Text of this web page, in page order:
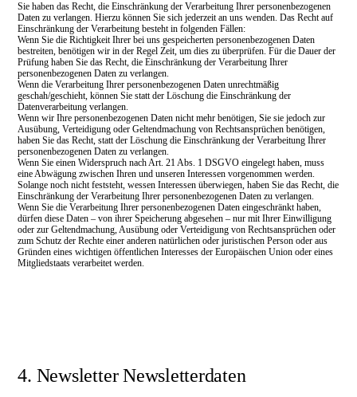
Sie haben das Recht, die Einschränkung der Verarbeitung Ihrer personenbezogenen
Daten zu verlangen. Hierzu können Sie sich jederzeit an uns wenden. Das Recht auf
Einschränkung der Verarbeitung besteht in folgenden Fällen:
Wenn Sie die Richtigkeit Ihrer bei uns gespeicherten personenbezogenen Daten
bestreiten, benötigen wir in der Regel Zeit, um dies zu überprüfen. Für die Dauer der
Prüfung haben Sie das Recht, die Einschränkung der Verarbeitung Ihrer
personenbezogenen Daten zu verlangen.
Wenn die Verarbeitung Ihrer personenbezogenen Daten unrechtmäßig
geschah/geschieht, können Sie statt der Löschung die Einschränkung der
Datenverarbeitung verlangen.
Wenn wir Ihre personenbezogenen Daten nicht mehr benötigen, Sie sie jedoch zur
Ausübung, Verteidigung oder Geltendmachung von Rechtsansprüchen benötigen,
haben Sie das Recht, statt der Löschung die Einschränkung der Verarbeitung Ihrer
personenbezogenen Daten zu verlangen.
Wenn Sie einen Widerspruch nach Art. 21 Abs. 1 DSGVO eingelegt haben, muss
eine Abwägung zwischen Ihren und unseren Interessen vorgenommen werden.
Solange noch nicht feststeht, wessen Interessen überwiegen, haben Sie das Recht, die
Einschränkung der Verarbeitung Ihrer personenbezogenen Daten zu verlangen.
Wenn Sie die Verarbeitung Ihrer personenbezogenen Daten eingeschränkt haben,
dürfen diese Daten – von ihrer Speicherung abgesehen – nur mit Ihrer Einwilligung
oder zur Geltendmachung, Ausübung oder Verteidigung von Rechtsansprüchen oder
zum Schutz der Rechte einer anderen natürlichen oder juristischen Person oder aus
Gründen eines wichtigen öffentlichen Interesses der Europäischen Union oder eines
Mitgliedstaats verarbeitet werden.
4. Newsletter Newsletterdaten